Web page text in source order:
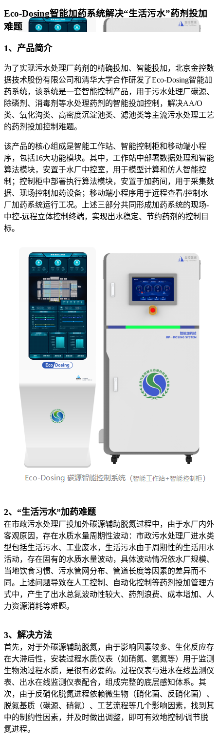
Eco-Dosing智能加药系统解决“生活污水”药剂投加
难题
1、产品简介
为了实现污水处理厂药剂的精确投加、智能投加，北京金控数
据技术股份有限公司和清华大学合作研发了Eco-Dosing智能加
药系统，该系统是一套智能控制产品，用于污水处理厂碳源、
除磷剂、消毒剂等水处理药剂的智能投加控制，解决AA/O
类、氧化沟类、高密度沉淀池类、滤池类等主流污水处理工艺
的药剂投加控制难题。
该产品的核心组成是智能工作站、智能控制柜和移动端小程
序，包括16大功能模块。其中，工作站中部署数据处理和智能
算法模块，安置于水厂中控室，用于模型计算和仿人智能控
制；控制柜中部署执行算法模块，安置于加药间，用于采集数
据、现场控制加药设备；移动端小程序用于远程查看/控制水
厂加药系统运行工况。上述三部分共同形成加药系统的现场-
中控-远程立体控制终端，实现出水稳定、节约药剂的控制目
标。
2、“生活污水”加药难题
在市政污水处理厂投加外碳源辅助脱氮过程中，由于水厂内外
客观原因，存在水质水量周期性波动：市政污水处理厂进水类
型包括生活污水、工业废水，生活污水由于周期性的生活用水
活动，存在固有的水质水量波动，具体波动情况依水厂规模、
当地饮食习惯、污水管网分布、管道长度等因素的差异而不
同。上述问题导致在人工控制、自动化控制等药剂投加管理方
式中，产生了出水总氮波动性较大、药剂浪费、成本增加、人
力资源消耗等难题。
3、解决方法
首先，对于外碳源辅助脱氮，由于影响因素较多、生化反应存
在大滞后性，安装过程水质仪表（如硝氮、氨氮等）用于监测
生物池过程水质，是很有必要的。过程仪表与进水在线监测仪
表、出水在线监测仪表配合，组成完整的底层感知体系。其
次，由于反硝化脱氮进程依赖微生物（硝化菌、反硝化菌）、
脱氮基质（碳源、硝氮）、工艺流程等几个影响因素，找到其
中的制约性因素，并及时做出调整，即可有效地控制/调节脱
氮进程。